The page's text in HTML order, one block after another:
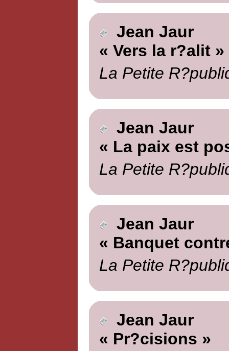
Jean Jaur
« Vers la r?alit »
La Petite
Jean Jaur
« La paix est
La Petite
Jean Jaur
« Banquet
La Petite
Jean Jaur
« Pr?cisions »